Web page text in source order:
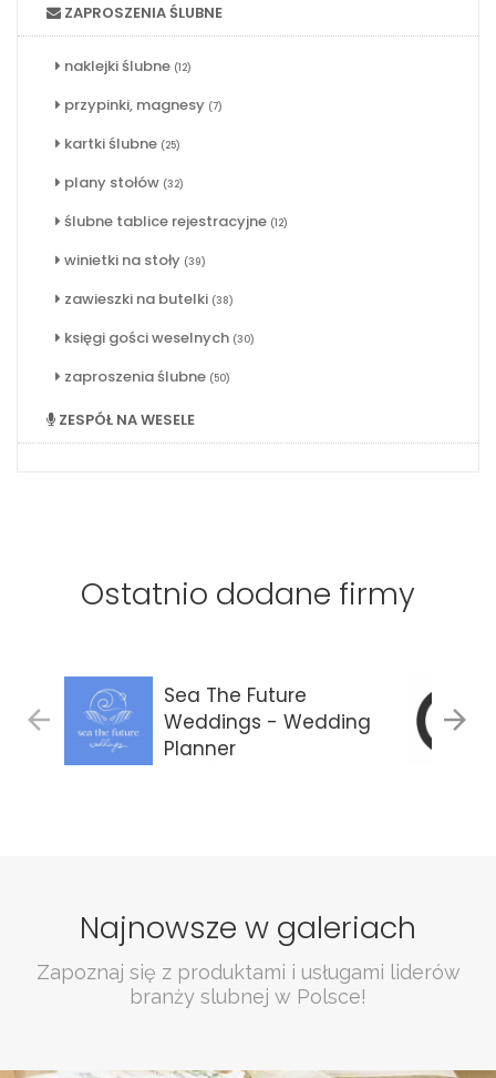
ZAPROSZENIA ŚLUBNE
naklejki ślubne (12)
przypinki, magnesy (7)
kartki ślubne (25)
plany stołów (32)
ślubne tablice rejestracyjne (12)
winietki na stoły (39)
zawieszki na butelki (38)
księgi gości weselnych (30)
zaproszenia ślubne (50)
ZESPÓŁ NA WESELE
Ostatnio dodane firmy
Sea The Future
Weddings - Wedding
Planner
Najnowsze w galeriach
Zapoznaj się z produktami i usługami liderów
branży slubnej w Polsce!